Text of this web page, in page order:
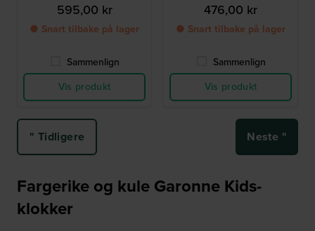
595,00 kr
● Snart tilbake på lager
Sammenlign
Vis produkt
476,00 kr
● Snart tilbake på lager
Sammenlign
Vis produkt
" Tidligere Neste "
Fargerike og kule Garonne Kids-
klokker